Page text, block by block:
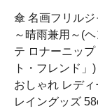
傘 名画フリルジ
～晴雨兼用～(
テ ロナーニップ
ト・フレンド」
おしゃれ レディ
レイングッズ